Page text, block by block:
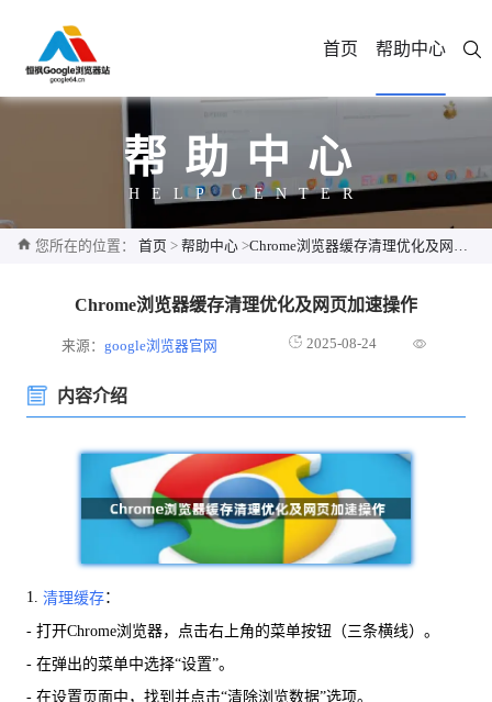
首页 帮助中心
帮助中心
HELP CENTER
您所在的位置： 首页 > 帮助中心 >Chrome浏览器缓存清理优化及网页加速操作
Chrome浏览器缓存清理优化及网页加速操作
来源：google浏览器官网 2025-08-24
内容介绍
1. 清理缓存：
- 打开Chrome浏览器，点击右上角的菜单按钮（三条横线）。
- 在弹出的菜单中选择“设置”。
- 在设置页面中，找到并点击“清除浏览数据”选项。